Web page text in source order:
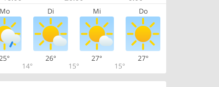
Mo Di Mi Do
14°
26°
15°
27°
15°
27°